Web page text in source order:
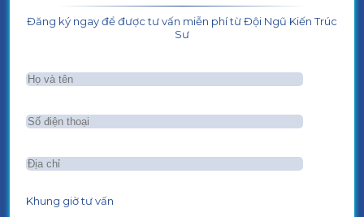
Đăng ký ngay để được tư vấn miễn phí từ Đội Ngũ Kiến Trúc
Sư
Khung giờ tư vấn